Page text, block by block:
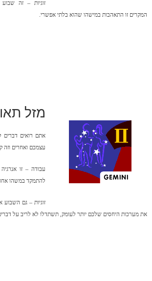
זוגיות – זה
המקרים זו התאהבות במישהו שהוא בלתי אפשרי.
מזל
אתם רואים דברים
עצמכם ואחרים וזה
עבודה – זו
להתמקד במשהו
זוגיות – גם
את מערכות היחסים שלכם יותר לעומק, תשתדלו לא לריב על